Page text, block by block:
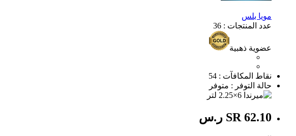
مويا بلس
عدد المنتجات : 36
عضوية ذهبية
نقاط المكافآت : 54
حالة التوفر : متوفر
SR 62.10 ر.س